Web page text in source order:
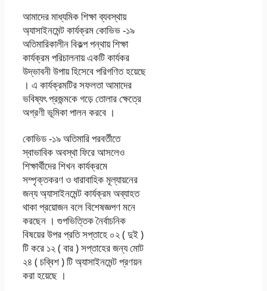
আমাদের মাধ্যমিক শিক্ষা ব্যবস্থায়
অ্যাসাইনমেন্ট কার্যক্রম কোভিভ -১৯
অতিমারিকালীন বিকল্প পন্থায় শিক্ষা
কার্যক্রম পরিচালনায় একটি কার্যকর
উদ্ভাবনী উপায় হিসেবে পরিগণিত হয়েছে
। এ কার্যক্রমটির সফলতা আমাদের
ভবিষ্যৎ প্রজন্মকে গড়ে তােলার ক্ষেত্রে
অগ্রণী ভূমিকা পালন করবে ।
কোভিড -১৯ অতিমারি পরবর্তীতে
স্বাভাবিক অবস্থা ফিরে আসলেও
শিক্ষার্থীদের শিখন কার্যক্রমে
সম্পৃক্তকরণ ও ধারাবাহিক মূল্যায়নের
জন্য অ্যাসাইনমেন্ট কার্যক্রম অব্যাহত
থাকা প্রয়ােজন বলে বিশেষজ্ঞপণ মনে
করছেন । গুপভিত্তিক নৈর্বাচনিক
বিষয়ের উপর প্রতি সপ্তাহে ০২ ( দুই )
টি করে ১২ ( বার ) সপ্তাহের জন্য মােট
২৪ ( চব্বিশ ) টি অ্যাসাইনমেন্ট প্রণয়ন
করা হয়েছে ।